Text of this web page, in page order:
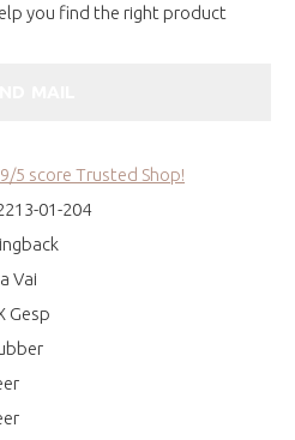
you find the right product
5 score Trusted Shop!
01-204
Vai
Gesp